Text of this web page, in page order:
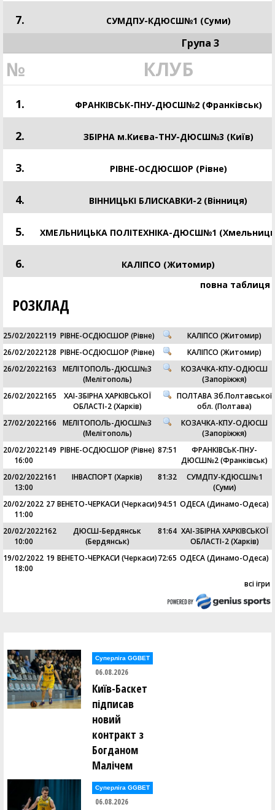
7. СУМДПУ-КДЮСШ№1 (Суми)
Група 3
№ КЛУБ
1. ФРАНКІВСЬК-ПНУ-ДЮСШ№2 (Франківськ)
2. ЗБІРНА м.Києва-ТНУ-ДЮСШ№3 (Київ)
3. РІВНЕ-ОСДЮСШОР (Рівне)
4. ВІННИЦЬКІ БЛИСКАВКИ-2 (Вінниця)
5. ХМЕЛЬНИЦЬКA ПОЛIТЕХНIКА-ДЮСШ№1
6.
КАЛІПСО (Житомир)
повна таблиця
РОЗКЛАД
25/02/2022119 РІВНЕ-ОСДЮСШОР (Рівне)
КАЛІПСО (Житомир)
26/02/2022128 РІВНЕ-ОСДЮСШОР (Рівне)
КАЛІПСО (Житомир)
26/02/2022163
МЕЛІТОПОЛЬ-ДЮСШ№3
(Мелітополь)
КОЗАЧКА-КПУ-ОДЮСШ
(Запоріжжя)
26/02/2022165
ХАІ-ЗБІРНА ХАРКІВСЬКОЇ
ОБЛАСТІ-2 (Харків)
ПОЛТАВА Зб.Полтавської
обл. (Полтава)
27/02/2022166
МЕЛІТОПОЛЬ-ДЮСШ№3
(Мелітополь)
КОЗАЧКА-КПУ-ОДЮСШ
(Запоріжжя)
20/02/2022
16:00
149 РІВНЕ-ОСДЮСШОР (Рівне) 87:51
ФРАНКІВСЬК-ПНУ-
ДЮСШ№2 (Франківськ)
20/02/2022
13:00
161 ІНВАСПОРТ (Харків) 81:32
СУМДПУ-КДЮСШ№1
(Суми)
20/02/2022
11:00
27 ВЕНЕТО-ЧЕРКАСИ (Черкаси)94:51 ОДЕСА (Динамо-Одеса)
20/02/2022
10:00
162
ДЮСШ-Бердянськ
(Бердянськ)
81:64 ХАІ-ЗБІРНА ХАРКІВСЬКОЇ
ОБЛАСТІ-2 (Харків)
19/02/2022
18:00
19 ВЕНЕТО-ЧЕРКАСИ (Черкаси)72:65 ОДЕСА (Динамо-Одеса)
всі ігри
Суперліга GGBET
06.08.2026
Київ-Баскет
підписав
новий
контракт з
Богданом
Малічем
Суперліга GGBET
06.08.2026